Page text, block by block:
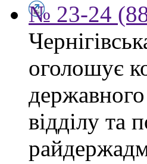
№ 23-24
оголошує
відділу та